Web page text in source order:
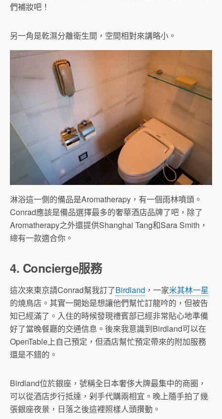
們補妝吧！
另一角是乾濕分離衛生間，空間相對來講略小。
淋浴這一側的備品是Aromatherapy，有一個雨林噴頭。
Conrad應該是備品選擇最多的奢華酒店品牌了吧，除了
Aromatherapy之外還提供Shanghai Tang和Sara Smith，
總有一款適合你。
4. Concierge服務
這次來東京請Conrad幫我訂了Birdland ，一家米其林一星
的燒鳥店。其實一開始是想讓他們幫忙訂龍吟的，但被告
知已經滿了。入住的時候發現禮賓部已經非常貼心地準備
好了當晚餐廳的交通信息。後來我意識到Birdland可以在
OpenTable上自己預定，但酒店幫忙預定帶來的附加服務
還是不錯的。
Birdland位於銀座，號稱全日本奢侈大牌最集中的商圈，
可以從酒店步行抵達，剁手代購兩相宜。晚上隨手拍了幾
張銀座夜景，日落之後這裡照樣人頭攢動。